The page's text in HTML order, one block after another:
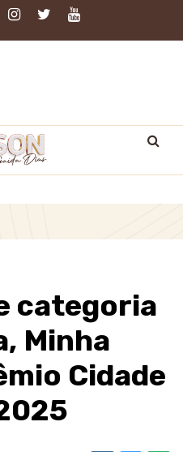
categoria
Minha
Cidade